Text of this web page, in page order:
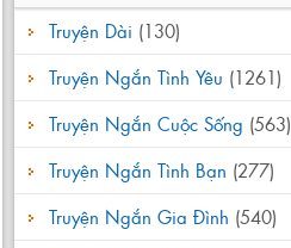
Truyện Dài (130)
Truyện Ngắn Tình Yêu (1261)
Truyện Ngắn Cuộc Sống (563)
Truyện Ngắn Tình Bạn (277)
Truyện Ngắn Gia Đình (540)